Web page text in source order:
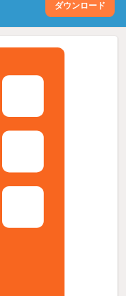
ダウンロード